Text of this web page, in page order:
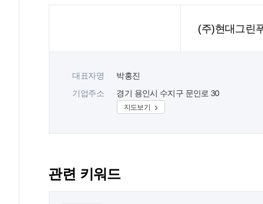
(주)현대그린
대표자명
박홍진
기업주소
경기 용인시 수지구 문인로 30
지도보기
관련 키워드